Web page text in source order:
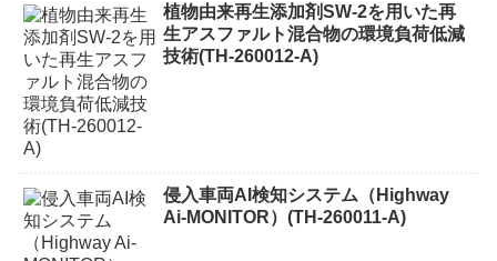
植物由来再生添加剤SW-2を用いた再
生アスファルト混合物の環境負荷低減
技術(TH-260012-A)
侵入車両AI検知システム（Highway
Ai-MONITOR）(TH-260011-A)